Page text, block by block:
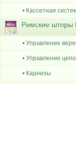
• Кассетная
Римские шторы
• Управление
• Управление
• Карнизы